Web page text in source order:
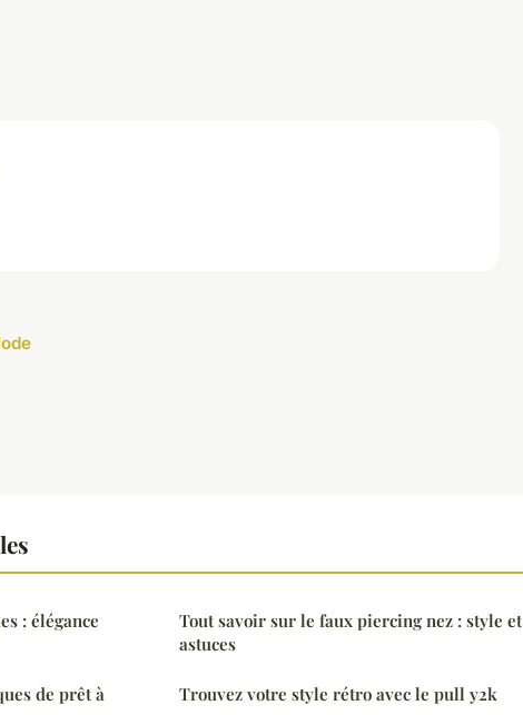
: élégance
de prêt à
Tout savoir sur le faux piercing nez : style et
astuces
Trouvez votre style rétro avec le pull y2k